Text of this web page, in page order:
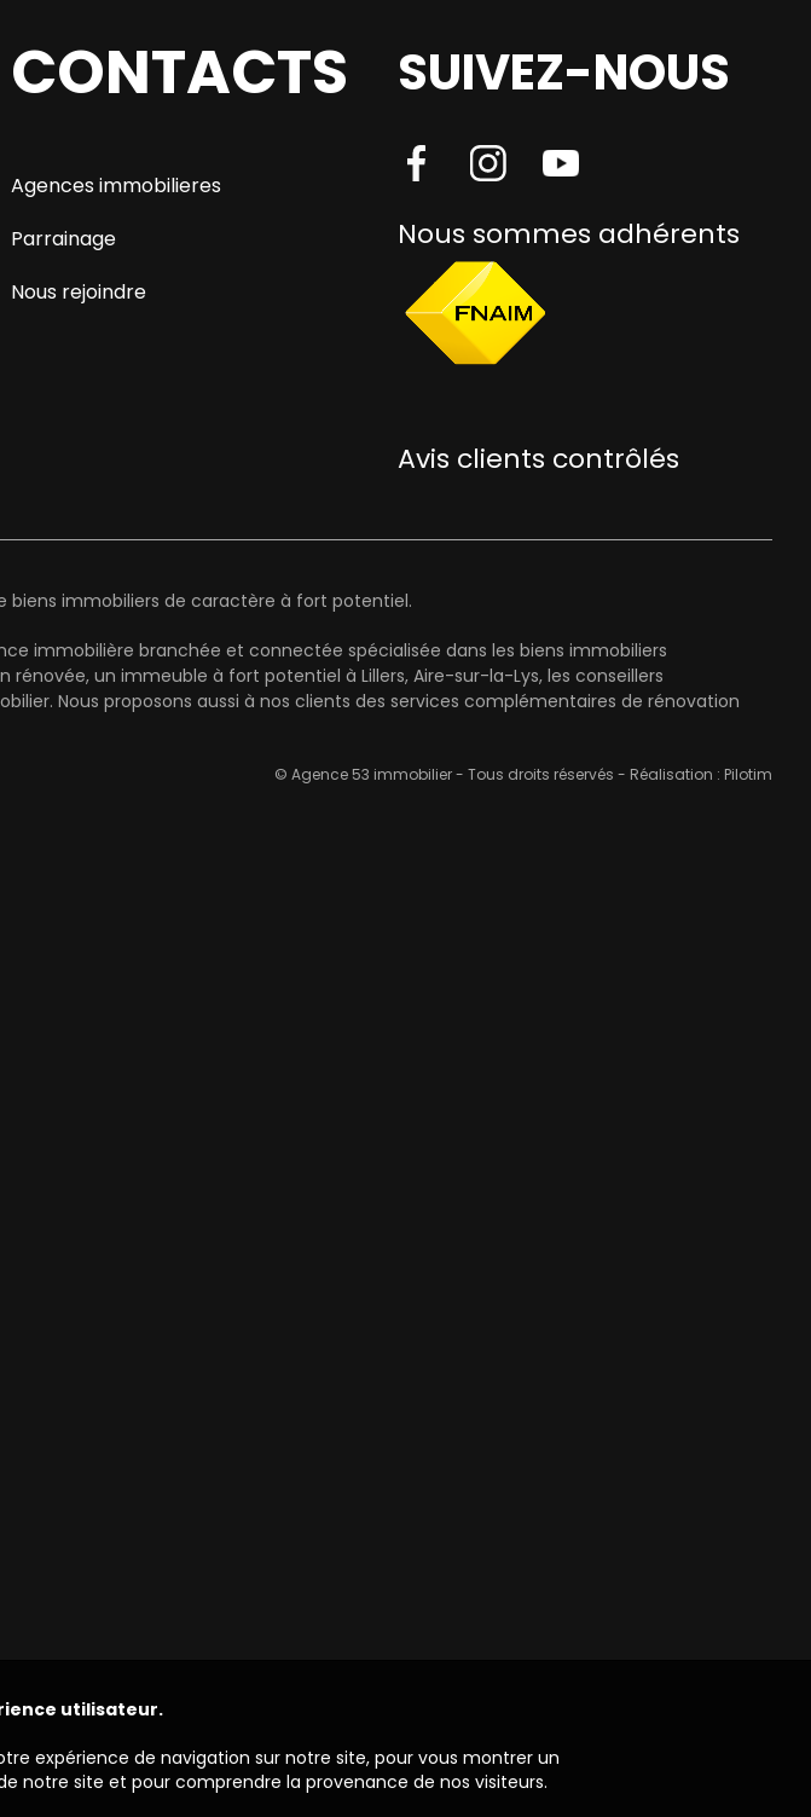
CONTACTS
Agences immobilieres
Parrainage
Nous rejoindre
SUIVEZ-NOUS
Nous sommes adhérents
Avis clients contrôlés
biens immobiliers de caractère à fort potentiel.
immobilière branchée et connectée spécialisée dans les biens immobiliers
un immeuble à fort potentiel à Lillers, Aire-sur-la-Lys, les conseillers
Nous proposons aussi à nos clients des services complémentaires de rénovation
© Agence 53 immobilier - Tous droits réservés - Réalisation : Pilotim
utilisateur.
expérience de navigation sur notre site, pour vous montrer un
notre site et pour comprendre la provenance de nos visiteurs.